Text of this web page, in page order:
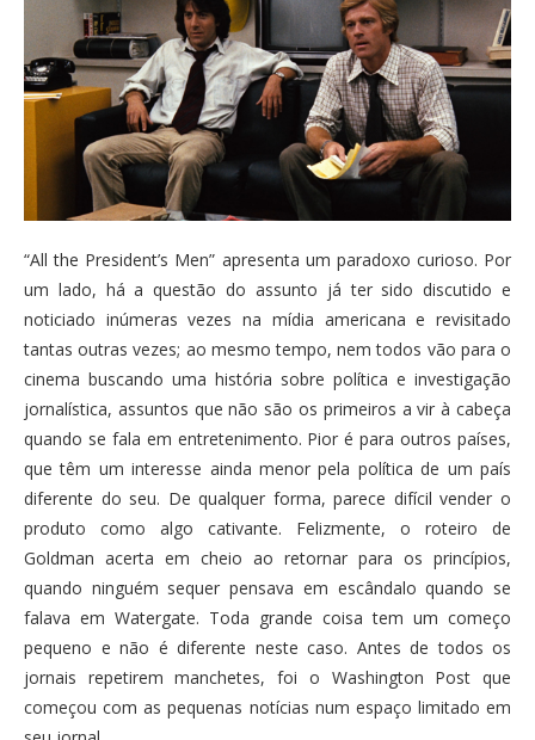
“All the President’s Men” apresenta um paradoxo curioso. Por
um lado, há a questão do assunto já ter sido discutido e
noticiado inúmeras vezes na mídia americana e revisitado
tantas outras vezes; ao mesmo tempo, nem todos vão para o
cinema buscando uma história sobre política e investigação
jornalística, assuntos que não são os primeiros a vir à cabeça
quando se fala em entretenimento. Pior é para outros países,
que têm um interesse ainda menor pela política de um país
diferente do seu. De qualquer forma, parece difícil vender o
produto como algo cativante. Felizmente, o roteiro de
Goldman acerta em cheio ao retornar para os princípios,
quando ninguém sequer pensava em escândalo quando se
falava em Watergate. Toda grande coisa tem um começo
pequeno e não é diferente neste caso. Antes de todos os
jornais repetirem manchetes, foi o Washington Post que
começou com as pequenas notícias num espaço limitado em